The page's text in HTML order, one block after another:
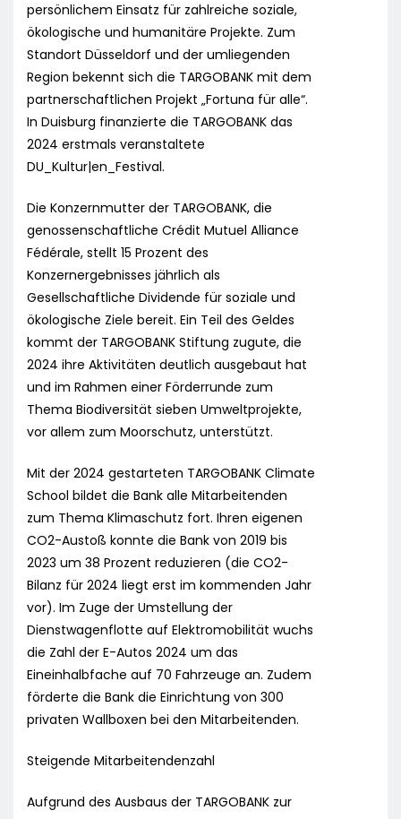
persönlichem Einsatz für zahlreiche soziale,
ökologische und humanitäre Projekte. Zum
Standort Düsseldorf und der umliegenden
Region bekennt sich die TARGOBANK mit dem
partnerschaftlichen Projekt „Fortuna für alle“.
In Duisburg finanzierte die TARGOBANK das
2024 erstmals veranstaltete
DU_Kultur|en_Festival.
Die Konzernmutter der TARGOBANK, die
genossenschaftliche Crédit Mutuel Alliance
Fédérale, stellt 15 Prozent des
Konzernergebnisses jährlich als
Gesellschaftliche Dividende für soziale und
ökologische Ziele bereit. Ein Teil des Geldes
kommt der TARGOBANK Stiftung zugute, die
2024 ihre Aktivitäten deutlich ausgebaut hat
und im Rahmen einer Förderrunde zum
Thema Biodiversität sieben Umweltprojekte,
vor allem zum Moorschutz, unterstützt.
Mit der 2024 gestarteten TARGOBANK Climate
School bildet die Bank alle Mitarbeitenden
zum Thema Klimaschutz fort. Ihren eigenen
CO2-Austoß konnte die Bank von 2019 bis
2023 um 38 Prozent reduzieren (die CO2-
Bilanz für 2024 liegt erst im kommenden Jahr
vor). Im Zuge der Umstellung der
Dienstwagenflotte auf Elektromobilität wuchs
die Zahl der E-Autos 2024 um das
Eineinhalbfache auf 70 Fahrzeuge an. Zudem
förderte die Bank die Einrichtung von 300
privaten Wallboxen bei den Mitarbeitenden.
Steigende Mitarbeitendenzahl
Aufgrund des Ausbaus der TARGOBANK zur